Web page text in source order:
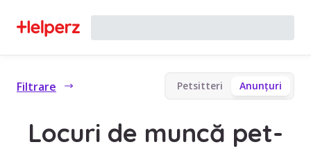
Filtrare Petsitteri Anunțuri
Locuri de muncă pet-